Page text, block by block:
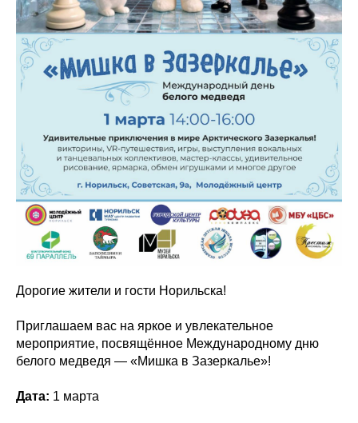
Дорогие жители и гости Норильска!
Приглашаем вас на яркое и увлекательное
мероприятие, посвящённое Международному дню
белого медведя — «Мишка в Зазеркалье»!
Дата: 1 марта